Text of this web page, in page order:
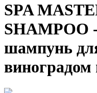
SPA
шампунь